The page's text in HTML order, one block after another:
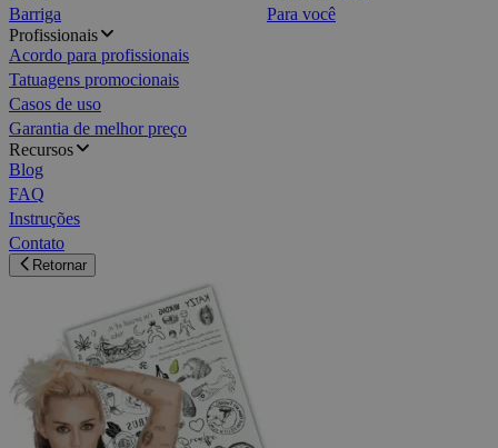
Barriga
Para você
Profissionais
Acordo para profissionais
Tatuagens promocionais
Casos de uso
Garantia de melhor preço
Recursos
Blog
FAQ
Instruções
Contato
Retornar